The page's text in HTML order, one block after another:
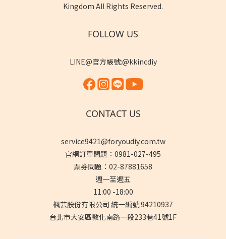
Kingdom All Rights Reserved.
FOLLOW US
LINE@官方帳號:@kkincdiy
CONTACT US
service9421@foryoudiy.com.tw
官網訂單問題：0981-027-495
票券問題：02-87881658
週一至週五
11:00 -18:00
楓芸股份有限公司 統一編號:94210937
台北市大安區敦化南路一段233巷41號1F